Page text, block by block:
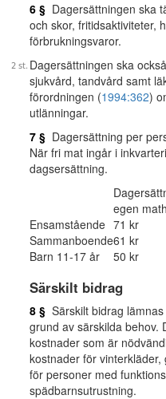
6 § Dagersättningen ska
och skor, fritidsaktiviteter,
förbrukningsvaror.
Dagersättningen ska
sjukvård, tandvård samt
förordningen (1994:362)
utlänningar.
7 § Dagersättning per
När fri mat ingår i
dagsersättning.
egen
Ensamstående 71 kr
Sammanboende61 kr
Barn 11-17 år
50 kr
Särskilt bidrag
8 § Särskilt bidrag
grund av särskilda behov.
kostnader som är
kostnader för
för personer med
spädbarnsutrustning.